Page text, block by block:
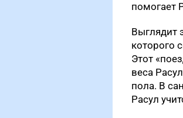
помогает
Выглядит
которого
Этот
веса
пола. В
Расул